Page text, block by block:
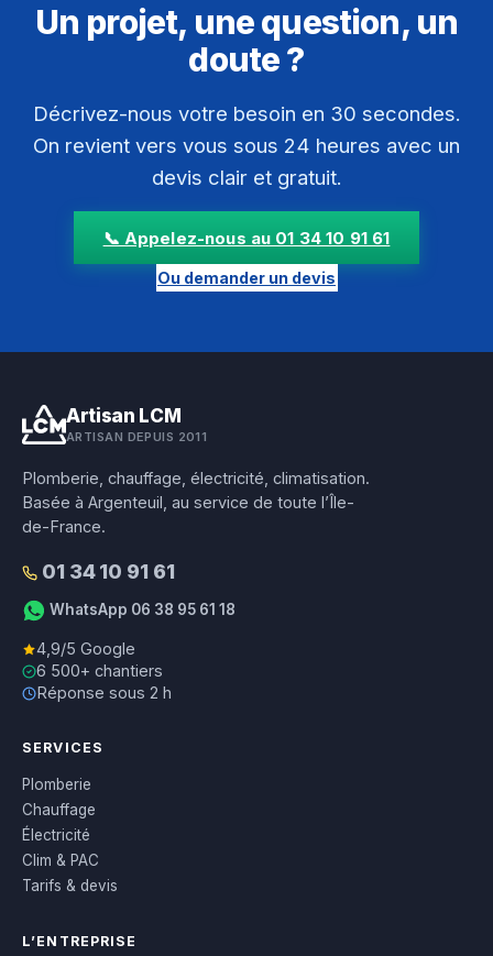
Un projet, une question, un
doute ?
Décrivez-nous votre besoin en 30 secondes.
On revient vers vous sous 24 heures avec un
devis clair et gratuit.
📞 Appelez-nous au 01 34 10 91 61
Ou demander un devis
Artisan LCM
ARTISAN DEPUIS 2011
Plomberie, chauffage, électricité, climatisation.
Basée à Argenteuil, au service de toute l’Île-
de-France.
01 34 10 91 61
WhatsApp 06 38 95 61 18
4,9/5 Google
6 500+ chantiers
Réponse sous 2 h
SERVICES
Plomberie
Chauffage
Électricité
Clim & PAC
Tarifs & devis
L’ENTREPRISE